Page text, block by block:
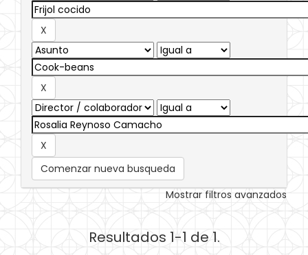
Comenzar nueva busqueda
Mostrar filtros avanzados
Resultados 1-1 de 1.